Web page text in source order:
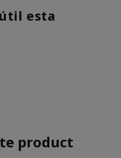
esta
product